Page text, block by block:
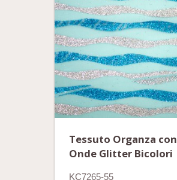
Tessuto Organza con
Onde Glitter Bicolori
KC7265-55